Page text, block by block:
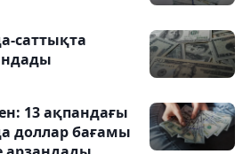
саттықта
13 ақпандағы
доллар бағамы